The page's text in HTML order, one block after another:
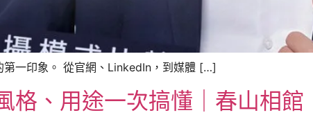
第一印象。 從官網、LinkedIn，到媒體 […]
格、用途一次搞懂｜春山相館